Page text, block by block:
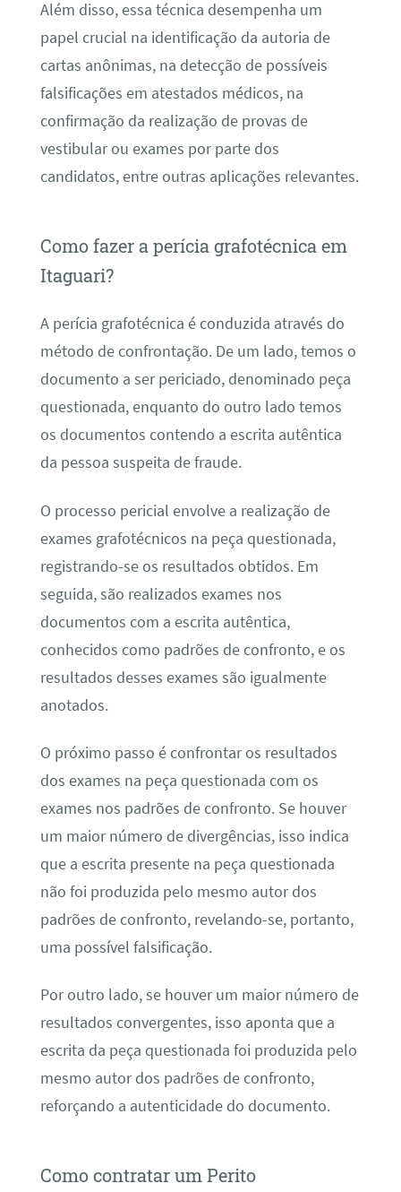
Além disso, essa técnica desempenha um
papel crucial na identificação da autoria de
cartas anônimas, na detecção de possíveis
falsificações em atestados médicos, na
confirmação da realização de provas de
vestibular ou exames por parte dos
candidatos, entre outras aplicações relevantes.
Como fazer a perícia grafotécnica em
Itaguari?
A perícia grafotécnica é conduzida através do
método de confrontação. De um lado, temos o
documento a ser periciado, denominado peça
questionada, enquanto do outro lado temos
os documentos contendo a escrita autêntica
da pessoa suspeita de fraude.
O processo pericial envolve a realização de
exames grafotécnicos na peça questionada,
registrando-se os resultados obtidos. Em
seguida, são realizados exames nos
documentos com a escrita autêntica,
conhecidos como padrões de confronto, e os
resultados desses exames são igualmente
anotados.
O próximo passo é confrontar os resultados
dos exames na peça questionada com os
exames nos padrões de confronto. Se houver
um maior número de divergências, isso indica
que a escrita presente na peça questionada
não foi produzida pelo mesmo autor dos
padrões de confronto, revelando-se, portanto,
uma possível falsificação.
Por outro lado, se houver um maior número de
resultados convergentes, isso aponta que a
escrita da peça questionada foi produzida pelo
mesmo autor dos padrões de confronto,
reforçando a autenticidade do documento.
Como contratar um Perito